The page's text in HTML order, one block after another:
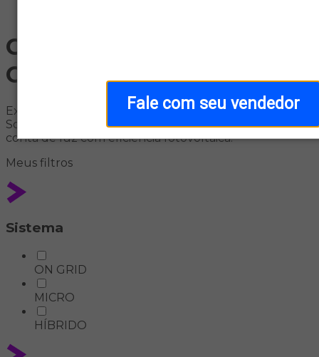
Fale com seu vendedor
Gerador de Energia Solar
On-Grid
Explore sistemas de energia solar On-Grid na Aldo
Solar: soluções conectadas à rede para reduzir sua
conta de luz com eficiência fotovoltaica.
Meus filtros
Sistema
ON GRID
MICRO
HÍBRIDO